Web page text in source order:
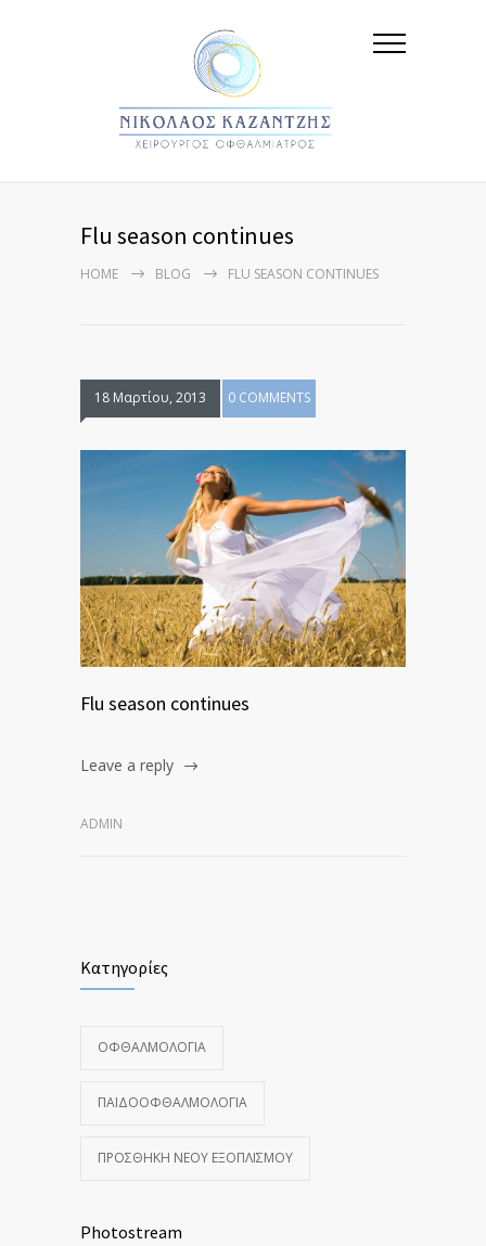
Flu season continues
HOME BLOG FLU SEASON CONTINUES
18 Μαρτίου, 2013 0 COMMENTS
Flu season continues
Leave a reply
ADMIN
Κατηγορίες
ΟΦΘΑΛΜΟΛΟΓΊΑ
ΠΑΙΔΟΟΦΘΑΛΜΟΛΟΓΊΑ
ΠΡΟΣΘΉΚΗ ΝΈΟΥ ΕΞΟΠΛΙΣΜΟΎ
Photostream